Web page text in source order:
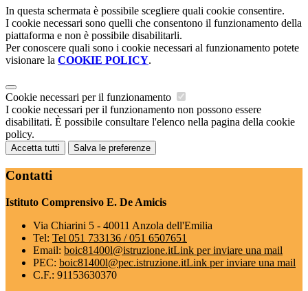
In questa schermata è possibile scegliere quali cookie consentire.
I cookie necessari sono quelli che consentono il funzionamento della
piattaforma e non è possibile disabilitarli.
Per conoscere quali sono i cookie necessari al funzionamento potete
visionare la COOKIE POLICY.
Cookie necessari per il funzionamento
I cookie necessari per il funzionamento non possono essere
disabilitati. È possibile consultare l'elenco nella pagina della cookie
policy.
Accetta tutti Salva le preferenze
Contatti
Istituto Comprensivo E. De Amicis
Via Chiarini 5 - 40011 Anzola dell'Emilia
Tel: Tel 051 733136 / 051 6507651
Email: boic81400l@istruzione.itLink per inviare una mail
PEC: boic81400l@pec.istruzione.itLink per inviare una mail
C.F.: 91153630370